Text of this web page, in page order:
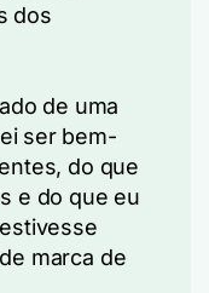
dos
de uma
ser bem-
do que
e do que eu
marca de